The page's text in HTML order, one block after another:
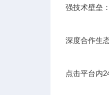
强技术壁垒
深度合作生
点击平台内